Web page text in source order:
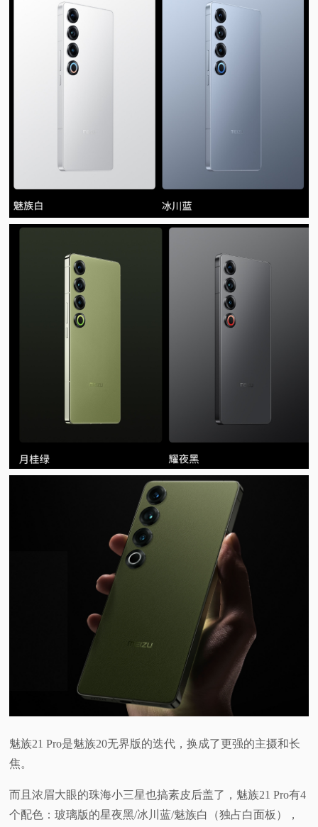
魅族21 Pro是魅族20无界版的迭代，换成了更强的主摄和长
焦。
而且浓眉大眼的珠海小三星也搞素皮后盖了，魅族21 Pro有4
个配色：玻璃版的星夜黑/冰川蓝/魅族白（独占白面板），